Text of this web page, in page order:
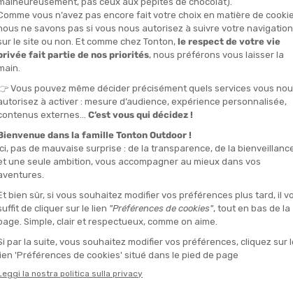
le tensioni della giornata.
La bici non consuma carburante, la manutenzione è
Insomma, il vélotaf è un investimento per voi, per il
budget, ma alcuni equipaggiamenti chiave faranno la
Unabicicletta da città robustaè perfetta per tragitti brevi
ideale se percorrete distanze più lunghe o alternate asfalto e
formidabile per arrivare riposati, anche dopo diversi
come in estate.
i vostri oggetti in tutta serenità.
fatica.
Unagiacca impermeabile, un pantalone adatto alla pioggia e